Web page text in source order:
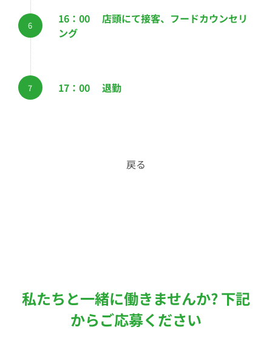
16：00 店頭にて接客、フードカウンセリ
ング
17：00 退勤
戻る
私たちと一緒に働きませんか? 下記
からご応募ください